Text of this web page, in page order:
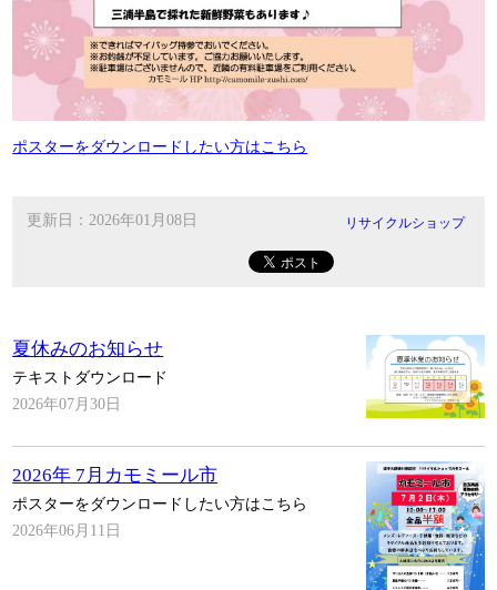
ポスターをダウンロードしたい方はこちら
更新日：2026年01月08日 リサイクルショップ
夏休みのお知らせ
テキストダウンロード
2026年07月30日
2026年 7月カモミール市
ポスターをダウンロードしたい方はこちら
2026年06月11日